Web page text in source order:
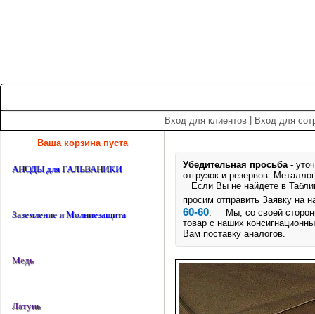
Вход для клиентов Вход для
Ваша корзина пуста
АНОДЫ для ГАЛЬВАНИКИ
Заземление и Молниезащита
Медь
Латунь
Убедительная просьба -
отгрузок и резервов.
Если Вы не найдете в
просим отправить Заявку на
60-60. Мы, со своей
товар с наших
Вам поставку аналогов.